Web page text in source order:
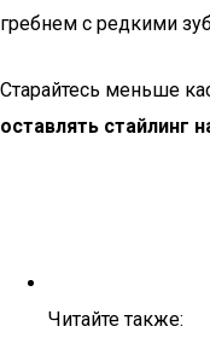
гребнем с редкими
Старайтесь меньше
оставлять стайлинг
Читайте также: